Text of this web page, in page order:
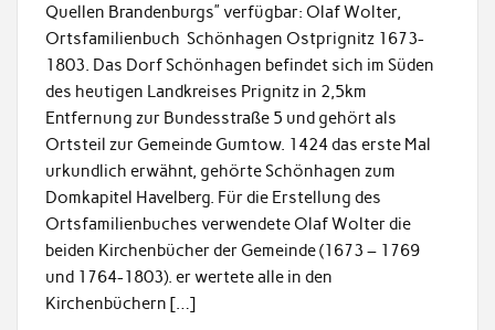
Quellen Brandenburgs” verfügbar: Olaf Wolter,
Ortsfamilienbuch Schönhagen Ostprignitz 1673-
1803. Das Dorf Schönhagen befindet sich im Süden
des heutigen Landkreises Prignitz in 2,5km
Entfernung zur Bundesstraße 5 und gehört als
Ortsteil zur Gemeinde Gumtow. 1424 das erste Mal
urkundlich erwähnt, gehörte Schönhagen zum
Domkapitel Havelberg. Für die Erstellung des
Ortsfamilienbuches verwendete Olaf Wolter die
beiden Kirchenbücher der Gemeinde (1673 – 1769
und 1764-1803). er wertete alle in den
Kirchenbüchern […]